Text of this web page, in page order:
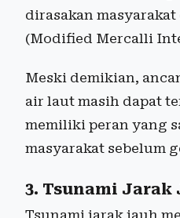
dirasakan
(Modified Mercalli
Meski demikian,
air laut masih dapat
memiliki peran yang
masyarakat sebelum
3. Tsunami Jarak
Tsunami jarak jauh